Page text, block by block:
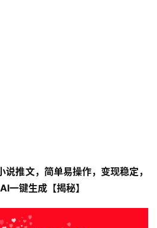
推文，简单易操作，变现稳定，
键生成【揭秘】